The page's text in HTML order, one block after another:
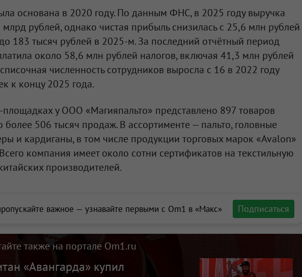
основана в 2020 году. По данным ФНС, в 2025 году выручка
млрд рублей, однако чистая прибыль снизилась с 25,6 млн рублей
183 тысяч рублей в 2025-м. За последний отчётный период
около 58,6 млн рублей налогов, включая 41,3 млн рублей
численность сотрудников выросла с 16 в 2022 году
к концу 2025 года.
площадках уООО «Магияпальто» представлено 897 товаров
506 тысяч продаж. В ассортименте — пальто, головные
и кардиганы, в том числе продукции торговых марок «Avalon»
компания имеет около сотни сертификатов на текстильную
производителей.
важное — узнавайте первыми с Om1 в «Макс» Подписаться
также на портале Om1.ru
«Авангарда» купил